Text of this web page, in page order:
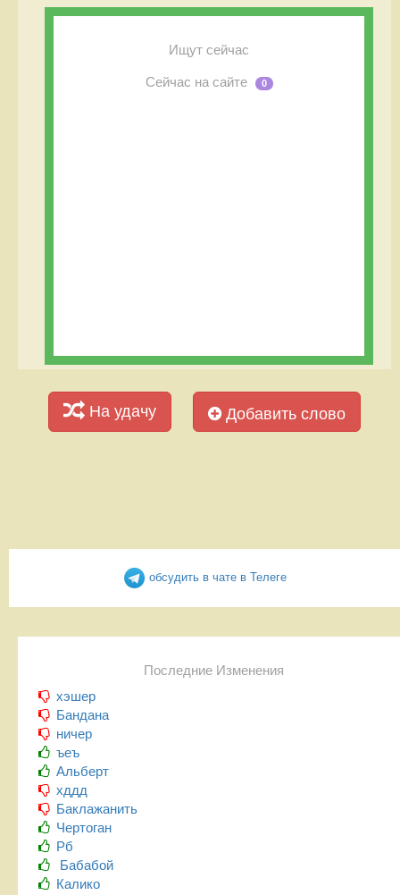
Ищут сейчас
Сейчас на сайте 0
На удачу Добавить слово
обсудить в чате в Телеге
Последние Изменения
хэшер
Бандана
ничер
ъеъ
Альберт
хддд
Баклажанить
Чертоган
Рб
Бабабой
Калико